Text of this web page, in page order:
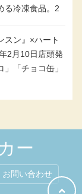
る冷凍食品。2
スン』×ハート
2月10日店頭発
「チョコ缶」
ー
お問い合わせ